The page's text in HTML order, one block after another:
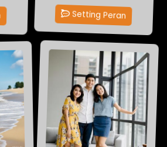
Setting Peran